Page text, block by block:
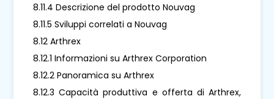
8.11.4 Descrizione del prodotto Nouvag
8.11.5 Sviluppi correlati a Nouvag
8.12 Arthrex
8.12.1 Informazioni su Arthrex Corporation
8.12.2 Panoramica su Arthrex
8.12.3 Capacità produttiva e offerta di Arthrex,